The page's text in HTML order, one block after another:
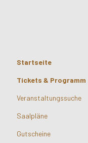
Startseite
Tickets & Programm
Veranstaltungssuche
Saalpläne
Gutscheine